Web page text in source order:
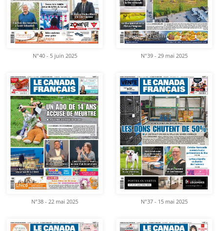
N°40 - 5 juin 2025 N°39 - 29 mai 2025
N°38 - 22 mai 2025 N°37 - 15 mai 2025